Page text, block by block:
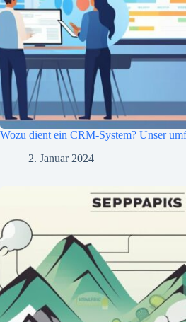
Wozu dient ein CRM-System? Unser
2. Januar 2024